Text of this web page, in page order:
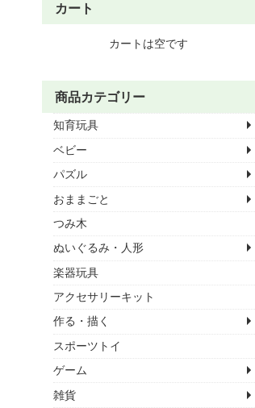
カート
カートは空です
商品カテゴリー
知育玩具
ベビー
パズル
おままごと
つみ木
ぬいぐるみ・人形
楽器玩具
アクセサリーキット
作る・描く
スポーツトイ
ゲーム
雑貨